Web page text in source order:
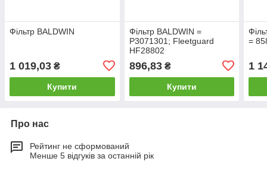
Фільтр BALDWIN
1 019,03 ₴
Купити
Фільтр BALDWIN =
P3071301; Fleetguard
HF28802
896,83₴
Купити
=
1
Про нас
Рейтинг не сформований
Менше 5 відгуків за останній рік